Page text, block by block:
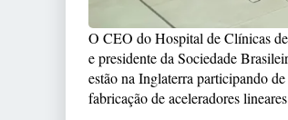
O CEO do Hospital de Clínicas
e presidente da Sociedade
estão na Inglaterra participando
fabricação de aceleradores